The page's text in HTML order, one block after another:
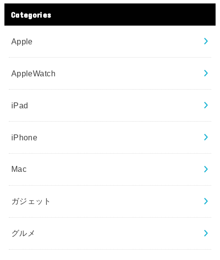
Categories
Apple
AppleWatch
iPad
iPhone
Mac
ガジェット
グルメ